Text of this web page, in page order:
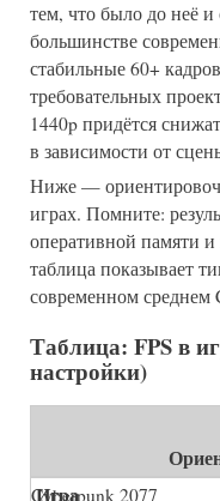
тем, что было до неё
большинстве
стабильные 60+
требовательных
1440p придётся
в зависимости от
Ниже —
играх. Помните:
оперативной памяти
таблица показывает
современном
Таблица: FPS в
настройки)
Cyberpunk 2077